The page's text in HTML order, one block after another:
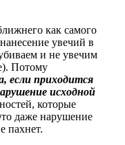
как самого
увечий в
и не увечим
Потому
если приходится
исходной
которые
даже нарушение
пахнет.